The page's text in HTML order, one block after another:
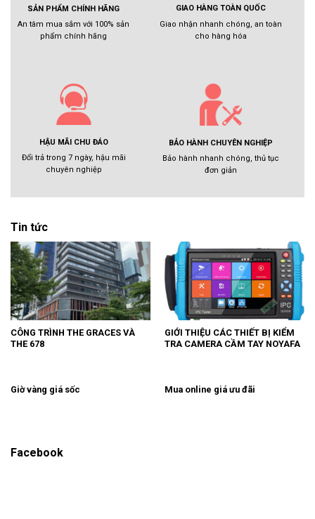
SẢN PHẨM CHÍNH HÃNG
An tâm mua sắm với 100% sản
phẩm chính hãng
GIAO HÀNG TOÀN QUỐC
Giao nhận nhanh chóng, an toàn
cho hàng hóa
HẬU MÃI CHU ĐÁO
Đổi trả trong 7 ngày, hậu mãi
chuyên nghiệp
BẢO HÀNH CHUYÊN NGHIỆP
Bảo hành nhanh chóng, thủ tục
đơn giản
Tin tức
CÔNG TRÌNH THE GRACES VÀ
THE 678
GIỚI THIỆU CÁC THIẾT BỊ KIỂM
TRA CAMERA CẦM TAY NOYAFA
Giờ vàng giá sốc Mua online giá ưu đãi
Facebook